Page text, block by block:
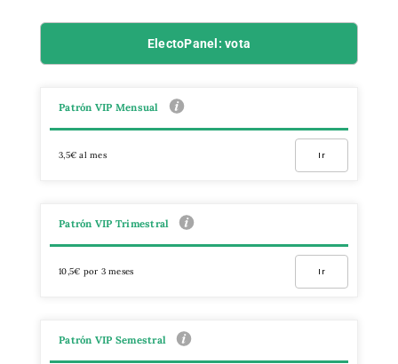
ElectoPanel: vota
Patrón VIP Mensual
3,5€ al mes Ir
Patrón VIP Trimestral
10,5€ por 3 meses Ir
Patrón VIP Semestral